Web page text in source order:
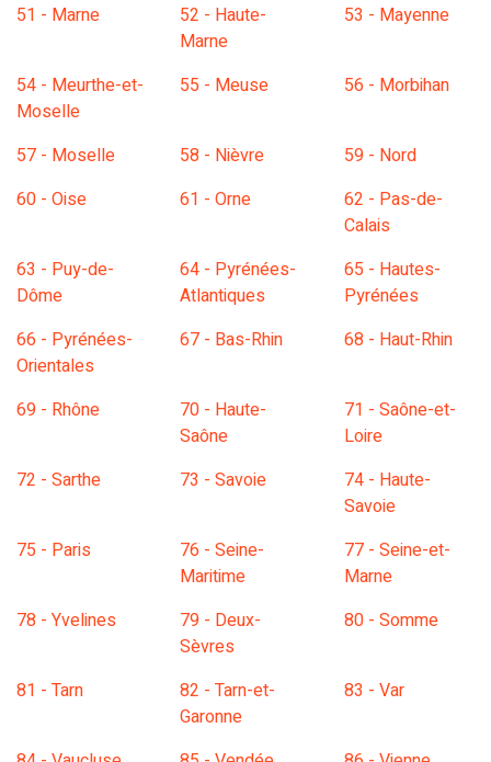
51 - Marne
52 - Haute-
Marne
53 - Mayenne
54 - Meurthe-et-
Moselle
55 - Meuse 56 - Morbihan
57 - Moselle 58 - Nièvre
59 - Nord
60 - Oise
61 - Orne
62 - Pas-de-
Calais
63 - Puy-de-
Dôme
64 - Pyrénées-
Atlantiques
65 - Hautes-
Pyrénées
66 - Pyrénées-
Orientales
67 - Bas-Rhin 68 - Haut-Rhin
69 - Rhône
70 - Haute-
Saône
71 - Saône-et-
Loire
72 - Sarthe
73 - Savoie
74 - Haute-
Savoie
75 - Paris
76 - Seine-
Maritime
77 - Seine-et-
Marne
78 - Yvelines
79 - Deux-
Sèvres
80 - Somme
81 - Tarn
82 - Tarn-et-
Garonne
83 - Var